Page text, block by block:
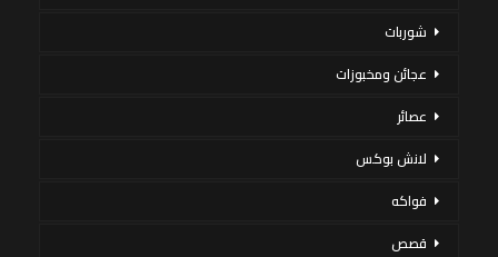
شوربات
عجائن ومخبوزات
عصائر
لانش بوكس
فواكه
قصص